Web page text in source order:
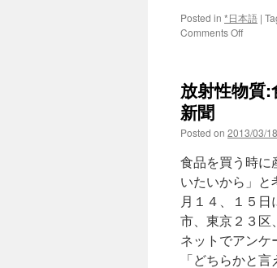
Ｖ
報
via
新
Posted in *日本語 |
Comments Offon
食
品
や
玉
に
＝
中
国
の
放射性物質
新聞
Posted on 2013/03/18
食品を買う時に
いたいから」と
月１４、１５
市、東京２３区
ネットでアンケ
「どちらかと